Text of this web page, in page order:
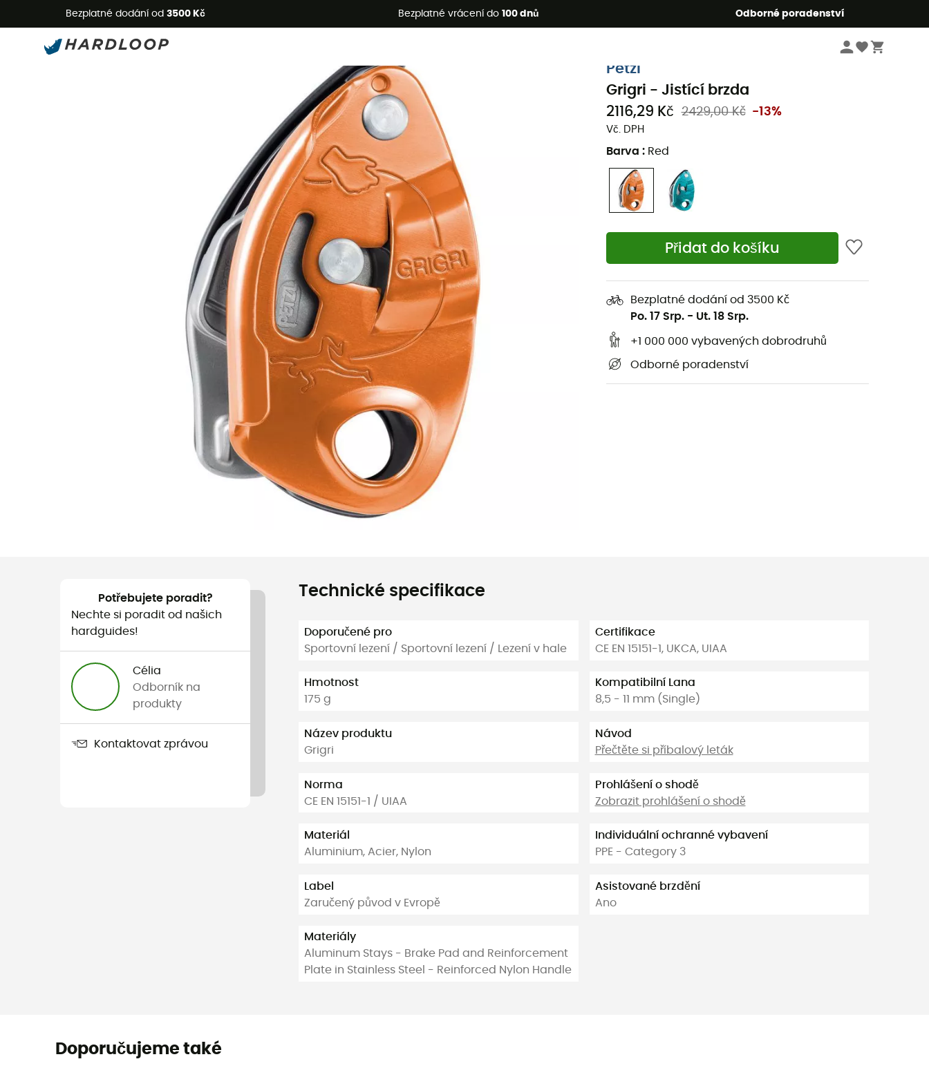
Bezplatné dodání od 3500 Kč Bezplatné vrácení do 100 dnů Odborné poradenství
Letní akce 🔥 -5 % EXTRA při nákupu 2 produktů* s kódem Summer5
Poloautomatická jistítka
Petzl
Grigri - Jistící brzda
2116,29 Kč
2429,00 Kč -13%
Vč. DPH
Barva : Red
Přidat do košíku
Bezplatné dodání od 3500 Kč
Po. 17 Srp. - Ut. 18 Srp.
+1 000 000 vybavených dobrodruhů
Odborné poradenství
Potřebujete poradit?
Nechte si poradit od našich
hardguides!
Célia
Odborník na
produkty
Kontaktovat zprávou
Technické specifikace
Doporučené pro
Sportovní lezení / Sportovní lezení / Lezení v hale
Hmotnost
175 g
Název produktu
Grigri
Norma
CE EN 15151-1 / UIAA
Materiál
Aluminium, Acier, Nylon
Label
Zaručený původ v Evropě
Materiály
Aluminum Stays - Brake Pad and Reinforcement
Plate in Stainless Steel - Reinforced Nylon Handle
Certifikace
CE EN 15151-1, UKCA, UIAA
Kompatibilní Lana
8,5 - 11 mm (Single)
Návod
Přečtěte si příbalový leták
Prohlášení o shodě
Zobrazit prohlášení o shodě
Individuální ochranné vybavení
PPE - Category 3
Asistované brzdění
Ano
Doporučujeme také